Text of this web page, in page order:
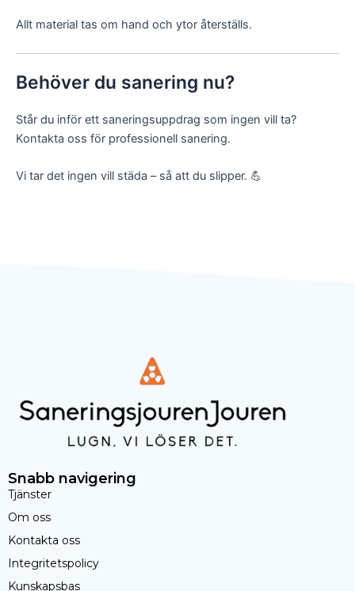
Allt material tas om hand och ytor återställs.
Behöver du sanering nu?
Står du inför ett saneringsuppdrag som ingen vill ta?
Kontakta oss för professionell sanering.
Vi tar det ingen vill städa – så att du slipper. 💪
Snabb navigering
Tjänster
Om oss
Kontakta oss
Integritetspolicy
Kunskapsbas